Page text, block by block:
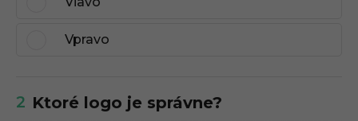
Vpravo
2 Ktoré logo je správne?